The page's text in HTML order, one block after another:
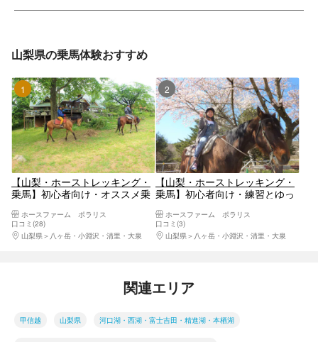
山梨県の乗馬体験おすすめ
1位
【山梨・ホーストレッキング・
乗馬】初心者向け・オススメ乗
原をお散歩しよう（レッスン30
分・外乗30分）
ホースファーム ポラリス
口コミ(28)
山梨県
八ヶ岳・小淵沢・清里・大泉
2位
【山梨・ホーストレッキング・
乗馬】初心者向け・練習とゆっ
きる（レッスン30分・外乗60
分）
ホースファーム ポラリス
口コミ(3)
山梨県
八ヶ岳・小淵沢・清里・大泉
関連エリア
甲信越 山梨県 河口湖・西湖・富士吉田・精進湖・本栖湖